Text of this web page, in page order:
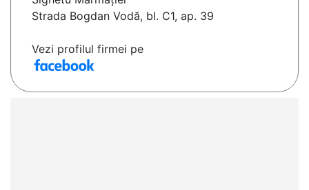
Strada Bogdan Vodă, bl. C1, ap. 39
Vezi profilul firmei pe